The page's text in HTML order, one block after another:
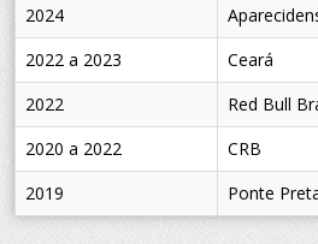
2024
2022 a 2023
Ceará
2022
Red Bull
2020 a 2022
CRB
2019
Ponte